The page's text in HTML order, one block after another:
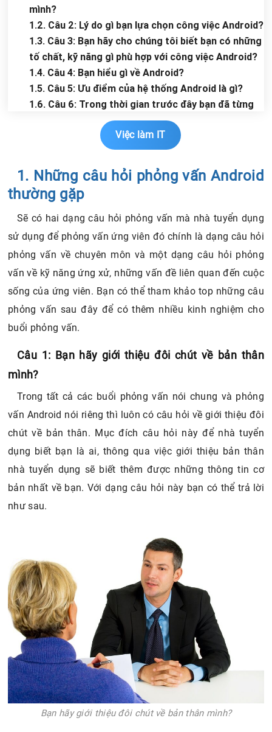
mình?
1.2. Câu 2: Lý do gì bạn lựa chọn công việc Android?
1.3. Câu 3: Bạn hãy cho chúng tôi biết bạn có những
tố chất, kỹ năng gì phù hợp với công việc Android?
1.4. Câu 4: Bạn hiểu gì về Android?
1.5. Câu 5: Ưu điểm của hệ thống Android là gì?
1.6. Câu 6: Trong thời gian trước đây bạn đã từng
2. Những câu hỏi thường được Nhà tuyển dụng hỏi
thêm khi phỏng vấn Android
3. Bộ câu hỏi ứng viên nên hỏi nhà tuyển dụng lập
trình Android
4. Những lưu ý khi đi phỏng vấn Android để bách
chiến bách thắng
4.1. Trang phục đi phỏng vấn
4.2. CV xin việc
4.3. Thái độ phỏng vấn
4.4. Sự tự tin
Việc làm IT
1. Những câu hỏi phỏng vấn Android
thường gặp
Sẽ có hai dạng câu hỏi phỏng vấn mà nhà tuyển dụng
sử dụng để phỏng vấn ứng viên đó chính là dạng câu hỏi
phỏng vấn về chuyên môn và một dạng câu hỏi phỏng
vấn về kỹ năng ứng xử, những vấn đề liên quan đến cuộc
sống của ứng viên. Bạn có thể tham khảo top những câu
phỏng vấn sau đây để có thêm nhiều kinh nghiệm cho
buổi phỏng vấn.
Câu 1: Bạn hãy giới thiệu đôi chút về bản thân
mình?
Trong tất cả các buổi phỏng vấn nói chung và phỏng
vấn Android nói riêng thì luôn có câu hỏi về giới thiệu đôi
chút về bản thân. Mục đích câu hỏi này để nhà tuyển
dụng biết bạn là ai, thông qua việc giới thiệu bản thân
nhà tuyển dụng sẽ biết thêm được những thông tin cơ
bản nhất về bạn. Với dạng câu hỏi này bạn có thể trả lời
như sau.
Bạn hãy giới thiệu đôi chút về bản thân mình?